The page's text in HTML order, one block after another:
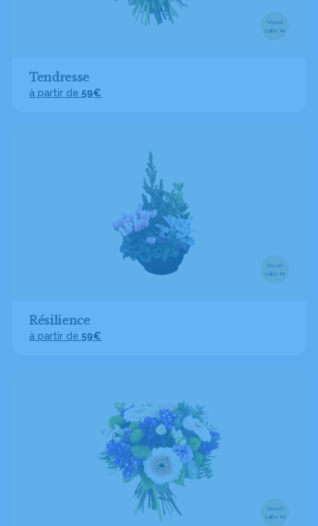
Visuel
taille M
Tendresse
à partir de 59€
Visuel
taille M
Résilience
à partir de 59€
Visuel
taille M